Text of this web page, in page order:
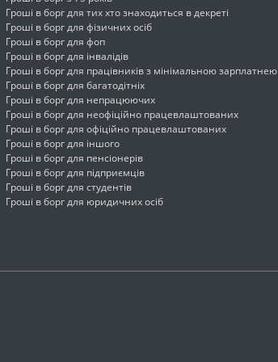
Гроші в борг для тих хто знаходиться в декреті
Гроші в борг для фізичних осіб
Гроші в борг для фоп
Гроші в борг для інвалідів
Гроші в борг для працівників з мінімальною зарплатнею
Гроші в борг для багатодітніх
Гроші в борг для непрацюючих
Гроші в борг для неофіційно працевлаштованих
Гроші в борг для офіційно працевлаштованих
Гроші в борг для іншого
Гроші в борг для пенсіонерів
Гроші в борг для підприємців
Гроші в борг для студентів
Гроші в борг для юридичних осіб